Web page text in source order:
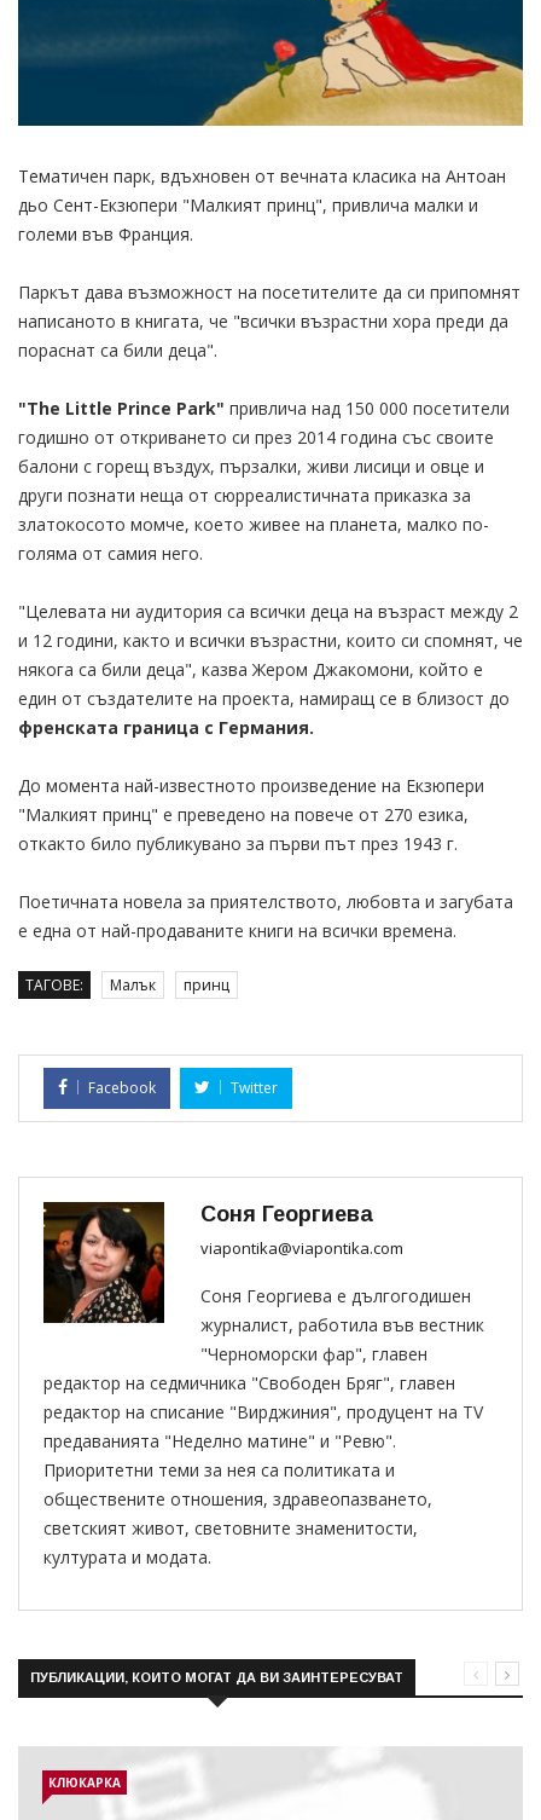
Тематичен парк, вдъхновен от вечната класика на Антоан
дьо Сент-Екзюпери "Малкият принц", привлича малки и
големи във Франция.
Паркът дава възможност на посетителите да си припомнят
написаното в книгата, че "всички възрастни хора преди да
пораснат са били деца".
"The Little Prince Park" привлича над 150 000 посетители
годишно от откриването си през 2014 година cъс своите
балони с горещ въздух, пързалки, живи лисици и овце и
други познати неща от сюрреалистичната приказка за
златокосото момче, което живее на планета, малко по-
голяма от самия него.
"Целевата ни аудитория са всички деца на възраст между 2
и 12 години, както и всички възрастни, които си спомнят, че
някога са били деца", казва Жером Джакомони, който е
един от създателите на проекта, намиращ се в близост до
френската граница с Германия.
До момента най-известното произведение на Екзюпери
"Малкият принц" е преведено на повече от 270 езика,
откакто било публикувано за първи път през 1943 г.
Поетичната новела за приятелството, любовта и загубата
е една от най-продаваните книги на всички времена.
ТАГОВЕ: Малък принц
Facebook Twitter
Соня Георгиева
viapontika@viapontika.com
Соня Георгиева е дългогодишен
журналист, работила във вестник
"Черноморски фар", главен
редактор на седмичника "Свободен Бряг", главен
редактор на списание "Вирджиния", продуцент на TV
предаванията "Неделно матине" и "Ревю".
Приоритетни теми за нея са политиката и
обществените отношения, здравеопазването,
светският живот, световните знаменитости,
културата и модата.
ПУБЛИКАЦИИ, КОИТО МОГАТ ДА ВИ ЗАИНТЕРЕСУВАТ
КЛЮКАРКА